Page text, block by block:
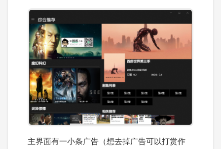
主界面有一小条广告（想去掉广告可以打赏作